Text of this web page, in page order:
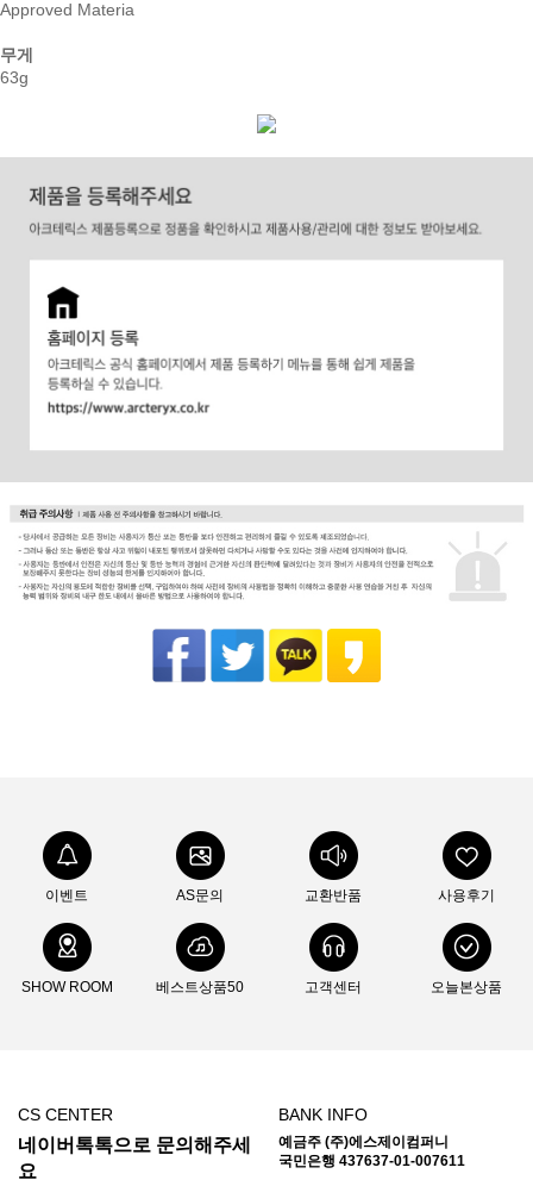
Approved Materia
무게
63g
이벤트 AS문의 교환반품 사용후기
SHOW ROOM 베스트상품50 고객센터 오늘본상품
CS CENTER
네이버톡톡으로 문의해주세
요
BANK INFO
예금주 (주)에스제이컴퍼니
국민은행 437637-01-007611